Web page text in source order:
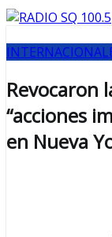
Revocaron
“acciones
en Nueva